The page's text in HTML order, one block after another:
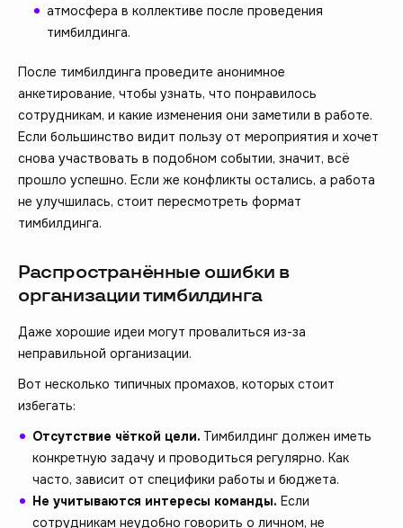
атмосфера в коллективе после проведения
тимбилдинга.
После тимбилдинга проведите анонимное
анкетирование, чтобы узнать, что понравилось
сотрудникам, и какие изменения они заметили в работе.
Если большинство видит пользу от мероприятия и хочет
снова участвовать в подобном событии, значит, всё
прошло успешно. Если же конфликты остались, а работа
не улучшилась, стоит пересмотреть формат
тимбилдинга.
Распространённые ошибки в
организации тимбилдинга
Даже хорошие идеи могут провалиться из-за
неправильной организации.
Вот несколько типичных промахов, которых стоит
избегать:
Отсутствие чёткой цели. Тимбилдинг должен иметь
конкретную задачу и проводиться регулярно. Как
часто, зависит от специфики работы и бюджета.
Не учитываются интересы команды. Если
сотрудникам неудобно говорить о личном, не